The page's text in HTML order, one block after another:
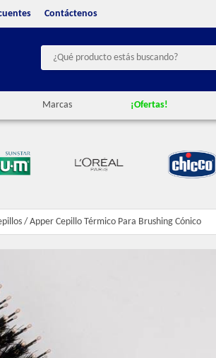
Contáctenos
Marcas ¡Ofertas!
/ Apper Cepillo Térmico Para Brushing Cónico